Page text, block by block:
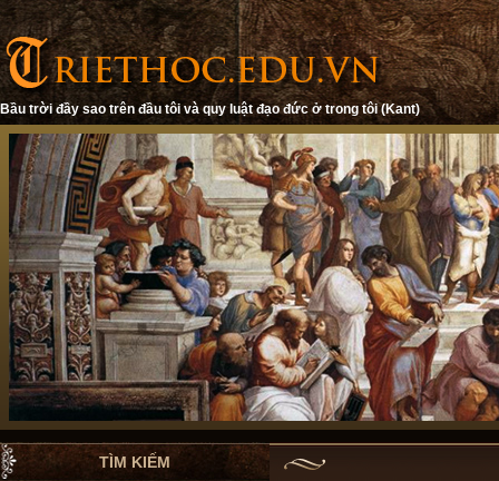
Bầu trời đầy sao trên đầu tôi và quy luật đạo đức ở trong tôi (Kant)
TÌM KIẾM